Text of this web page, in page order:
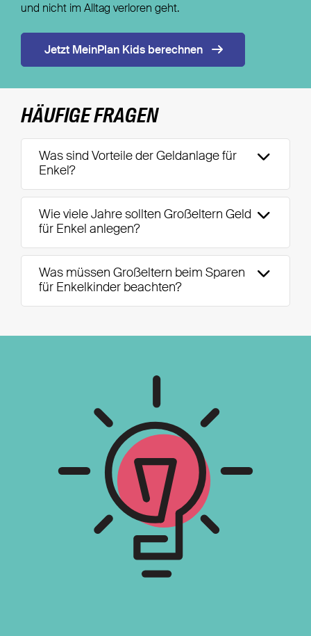
und nicht im Alltag verloren geht.
Jetzt MeinPlan Kids berechnen
HÄUFIGE FRAGEN
Was sind Vorteile der Geldanlage für
Enkel?
Wie viele Jahre sollten Großeltern Geld
für Enkel anlegen?
Was müssen Großeltern beim Sparen
für Enkelkinder beachten?